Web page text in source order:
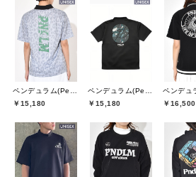
ペンデュラム(Pendulum)
￥15,180
ペンデュラム(Pendulum)
￥15,180
￥16,500